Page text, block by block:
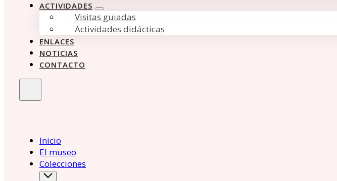
ACTIVIDADES
Visitas guiadas
Actividades didácticas
ENLACES
NOTICIAS
CONTACTO
Inicio
El museo
Colecciones